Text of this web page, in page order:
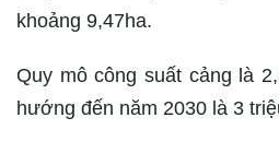
khoảng 9,47ha.
Quy mô công suất cảng là
hướng đến năm 2030 là 3